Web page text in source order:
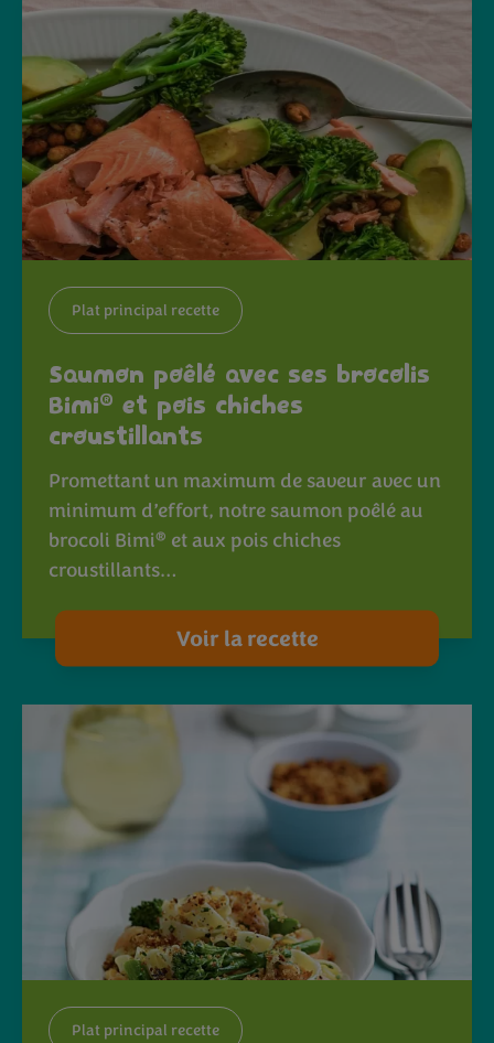
Plat principal recette
Saumon poêlé avec ses brocolis
Bimi® et pois chiches
croustillants
Promettant un maximum de saveur avec un
minimum d’effort, notre saumon poêlé au
brocoli Bimi® et aux pois chiches
croustillants…
Voir la recette
Plat principal recette